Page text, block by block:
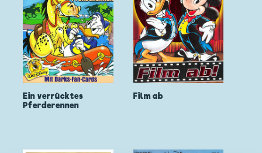
Ein verrücktes
Pferderennen
Film ab